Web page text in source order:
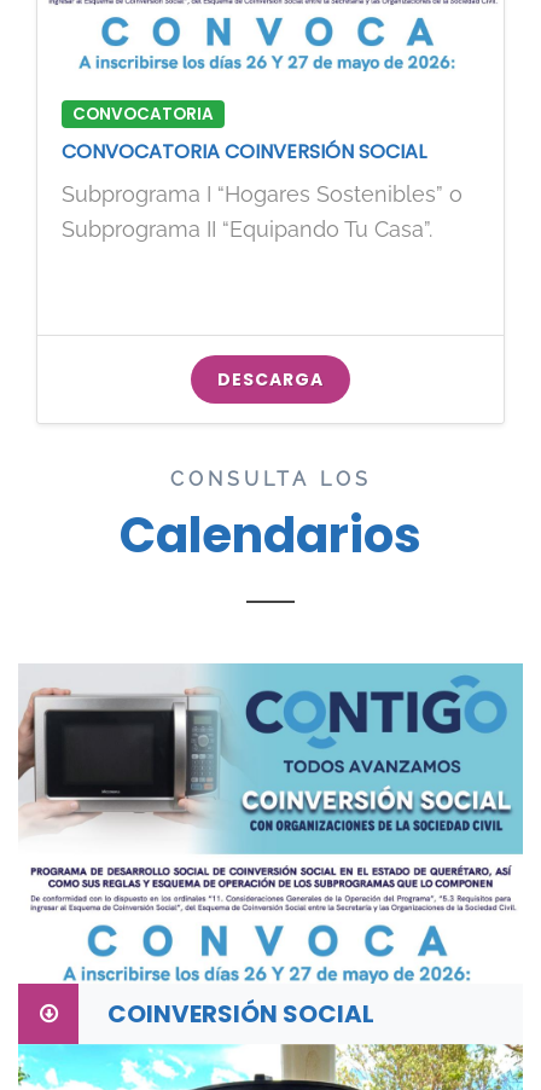
CONVOCATORIA
CONVOCATORIA COINVERSIÓN SOCIAL
Subprograma I “Hogares Sostenibles” o
Subprograma II “Equipando Tu Casa”.
DESCARGA
CONSULTA LOS
Calendarios
COINVERSIÓN SOCIAL